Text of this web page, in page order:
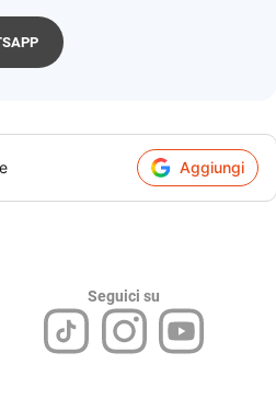
Aggiungi
Seguici su